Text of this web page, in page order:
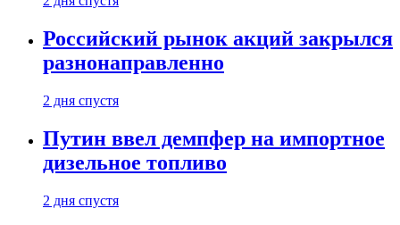
Российский рынок акций закрылся
разнонаправленно
2 дня спустя
Путин ввел демпфер на импортное
дизельное топливо
2 дня спустя